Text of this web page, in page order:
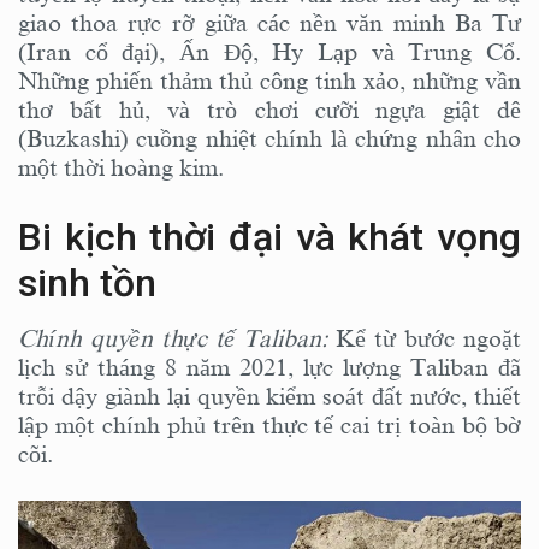
giao thoa rực rỡ giữa các nền văn minh Ba Tư
(Iran cổ đại), Ấn Độ, Hy Lạp và Trung Cổ.
Những phiến thảm thủ công tinh xảo, những vần
thơ bất hủ, và trò chơi cưỡi ngựa giật dê
(Buzkashi) cuồng nhiệt chính là chứng nhân cho
một thời hoàng kim.
Bi kịch thời đại và khát vọng
sinh tồn
Chính quyền thực tế Taliban:Kể từ bước ngoặt
lịch sử tháng 8 năm 2021, lực lượng Taliban đã
trỗi dậy giành lại quyền kiểm soát đất nước, thiết
lập một chính phủ trên thực tế cai trị toàn bộ bờ
cõi.